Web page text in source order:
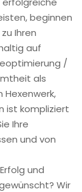
beginnen
Ihren
auf
/
als
Hexenwerk,
ist kompliziert
Ihre
und von
und
Wir